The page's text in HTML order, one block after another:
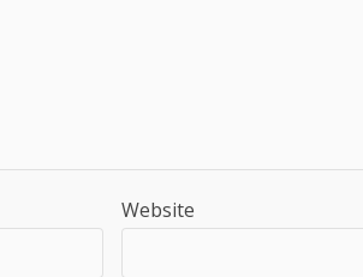
Website